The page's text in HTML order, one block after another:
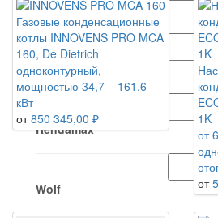
ELCO
HORTEK
Rendamax
Wolf
Газовые конденсационные
котлы INNOVENS PRO MCA
160, De Dietrich
одноконтурный,
мощностью 34,7 – 161,6
кВт
от 850 345,00 ₽
1K
от
от